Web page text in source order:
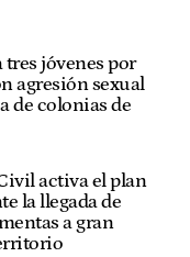
tres jóvenes por
agresión sexual
de colonias de
activa el plan
la llegada de
a gran